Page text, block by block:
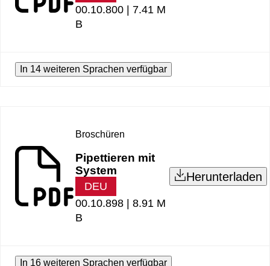
00.10.800 | 7.41 M
B
In 14 weiteren Sprachen verfügbar
Broschüren
Pipettieren mit
System
DEU
00.10.898 | 8.91 M
B
Herunterladen
In 16 weiteren Sprachen verfügbar